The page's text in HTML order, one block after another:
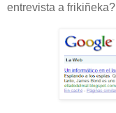
entrevista a frikiñeka?